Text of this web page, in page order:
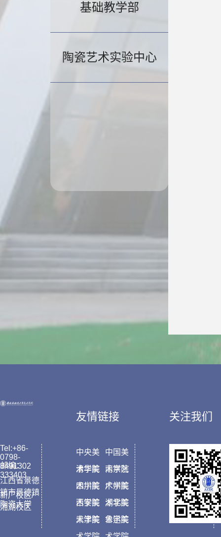
基础教学部
陶瓷艺术实验中心
副教
Tel:+86-
0798-
8491302
邮编：
333403
江西省景德
镇市景德镇
陶瓷大学
新厂校区/
湘湖校区
友情链接
中央美
术学院
中国美
术学院
清华美
术学院
南京艺
术学院
四川美
术学院
广州美
术学院
西安美
术学院
湖北美
术学院
天津美
鲁迅美
关注我们